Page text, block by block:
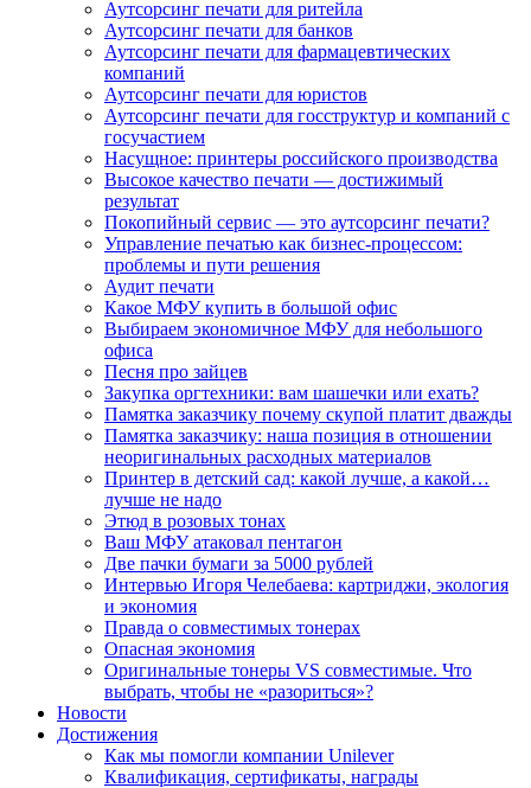
Аутсорсинг печати для ритейла
Аутсорсинг печати для банков
Аутсорсинг печати для фармацевтических
компаний
Аутсорсинг печати для юристов
Аутсорсинг печати для госструктур и компаний с
госучастием
Насущное: принтеры российского производства
Высокое качество печати — достижимый
результат
Покопийный сервис — это аутсорсинг печати?
Управление печатью как бизнес-процессом:
проблемы и пути решения
Аудит печати
Какое МФУ купить в большой офис
Выбираем экономичное МФУ для небольшого
офиса
Песня про зайцев
Закупка оргтехники: вам шашечки или ехать?
Памятка заказчику почему скупой платит дважды
Памятка заказчику: наша позиция в отношении
неоригинальных расходных материалов
Принтер в детский сад: какой лучше, а какой…
лучше не надо
Этюд в розовых тонах
Ваш МФУ атаковал пентагон
Две пачки бумаги за 5000 рублей
Интервью Игоря Челебаева: картриджи, экология
и экономия
Правда о совместимых тонерах
Опасная экономия
Оригинальные тонеры VS совместимые. Что
выбрать, чтобы не «разориться»?
Новости
Достижения
Как мы помогли компании Unilever
Квалификация, сертификаты, награды